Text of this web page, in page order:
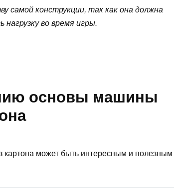
самой конструкции, так как она должна
во время игры.
основы машины
может быть интересным и полезным